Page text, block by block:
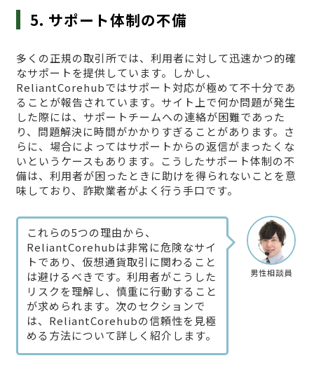
5. サポート体制の不備
多くの正規の取引所では、利用者に対して迅速かつ的確
なサポートを提供しています。しかし、
ReliantCorehubではサポート対応が極めて不十分であ
ることが報告されています。サイト上で何か問題が発生
した際には、サポートチームへの連絡が困難であった
り、問題解決に時間がかかりすぎることがあります。さ
らに、場合によってはサポートからの返信がまったくな
いというケースもあります。こうしたサポート体制の不
備は、利用者が困ったときに助けを得られないことを意
味しており、詐欺業者がよく行う手口です。
男性相談員
これらの5つの理由から、
ReliantCorehubは非常に危険なサイ
トであり、仮想通貨取引に関わること
は避けるべきです。利用者がこうした
リスクを理解し、慎重に行動すること
が求められます。次のセクションで
は、ReliantCorehubの信頼性を見極
める方法について詳しく紹介します。